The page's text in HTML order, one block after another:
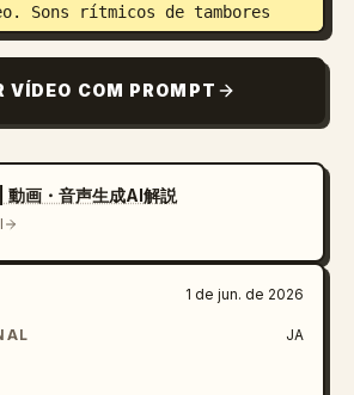
Sons rítmicos de tambores
e sinos. Uma atmosfera de
vídeo.
Close-up estilo selfie com
O chef de takoyaki está em
vapor subindo
ao seu lado. Perspectiva
de lentes grande-
O fundo mostra luzes de
VÍDEO COM PROMPT
動画・音声生成AI解説
1 de jun. de 2026
JA